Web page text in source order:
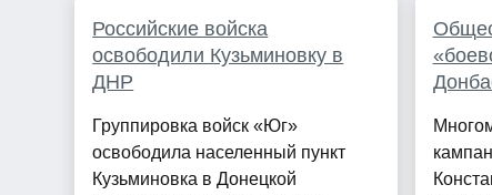
Российские войска
освободили Кузьминовку в
ДНР
Группировка войск «Юг»
освободила населенный пункт
Кузьминовка в Донецкой